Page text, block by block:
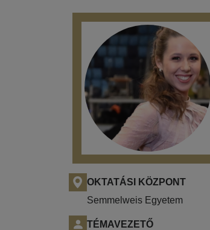
OKTATÁSI KÖZPONT
Semmelweis Egyetem
TÉMAVEZETŐ